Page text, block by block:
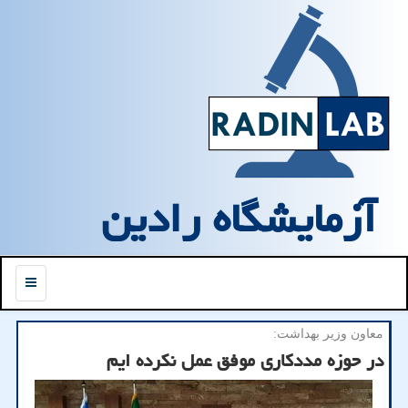
آزمایشگاه رادین
منو
معاون وزیر بهداشت:
در حوزه مددكاری موفق عمل نكرده ایم